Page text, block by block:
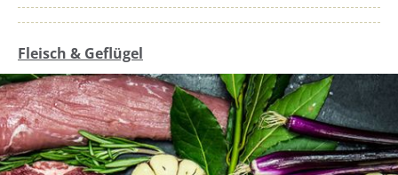
Fleisch & Geflügel